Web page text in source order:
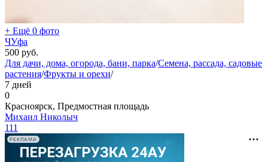
+ Ещё 0 фото
ЧУфа
500 руб.
Для дачи, дома, огорода, бани, парка/Семена, рассада, садовые
растения/Фрукты и орехи/
7 дней
0
Красноярск, Предмостная площадь
Михаил Николыч
111
РЕКЛАМА